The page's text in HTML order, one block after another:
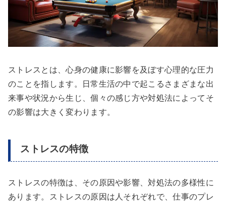
ストレスとは、心身の健康に影響を及ぼす心理的な圧力
のことを指します。日常生活の中で起こるさまざまな出
来事や状況から生じ、個々の感じ方や対処法によってそ
の影響は大きく変わります。
ストレスの特徴
ストレスの特徴は、その原因や影響、対処法の多様性に
あります。ストレスの原因は人それぞれで、仕事のプレ